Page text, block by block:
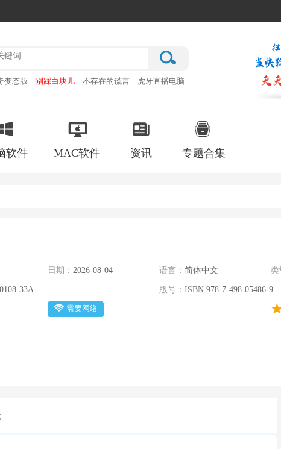
变态版 别踩白块儿 不存在的谎言
虎牙直播电脑
软件 MAC软件 资讯 专题合集
日期： 2026-08-04 语言： 简体中文 类
33A 版号： ISBN 978-7-498-05486-9
需要网络